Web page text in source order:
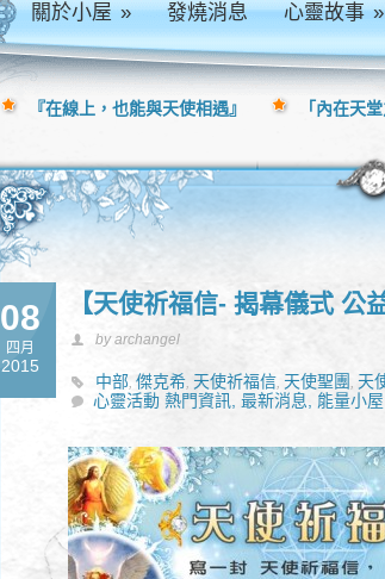
關於小屋» 發燒消息 心靈故事»
08
四月
2015
【天使祈福信- 揭幕儀式 公
by archangel
中部, 傑克希, 天使祈福信, 天使聖團, 天
心靈活動 熱門資訊, 最新消息, 能量小
『在線上，也能與天使相遇』 「內在天